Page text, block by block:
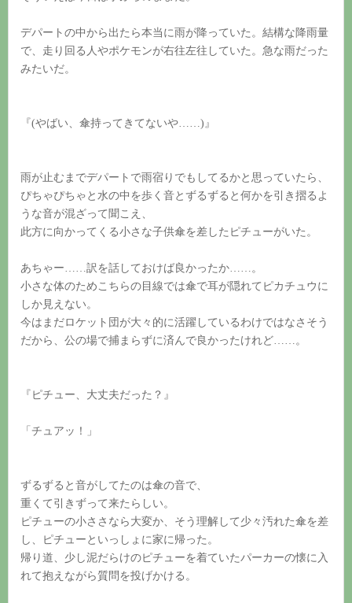
デパートの中から出たら本当に雨が降っていた。結構な降雨量
で、走り回る人やポケモンが右往左往していた。急な雨だった
みたいだ。
『(やばい、傘持ってきてないや……)』
雨が止むまでデパートで雨宿りでもしてるかと思っていたら、
ぴちゃぴちゃと水の中を歩く音とずるずると何かを引き摺るよ
うな音が混ざって聞こえ、
此方に向かってくる小さな子供傘を差したピチューがいた。
あちゃー……訳を話しておけば良かったか……。
小さな体のためこちらの目線では傘で耳が隠れてピカチュウに
しか見えない。
今はまだロケット団が大々的に活躍しているわけではなさそう
だから、公の場で捕まらずに済んで良かったけれど……。
『ピチュー、大丈夫だった？』
「チュアッ！」
ずるずると音がしてたのは傘の音で、
重くて引きずって来たらしい。
ピチューの小ささなら大変か、そう理解して少々汚れた傘を差
し、ピチューといっしょに家に帰った。
帰り道、少し泥だらけのピチューを着ていたパーカーの懐に入
れて抱えながら質問を投げかける。